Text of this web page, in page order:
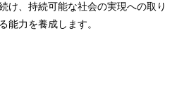
け、持続可能な社会の実現への取り
能力を養成します。